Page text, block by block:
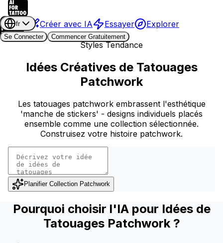
Créer avec IA Essayer Explorer
fr
Se Connecter
Commencer Gratuitement
Styles Tendance
Idées Créatives de Tatouages
Patchwork
Les tatouages patchwork embrassent l'esthétique
'manche de stickers' - designs individuels placés
ensemble comme une collection sélectionnée.
Construisez votre histoire patchwork.
Planifier Collection Patchwork
Pourquoi choisir l'IA pour Idées de
Tatouages Patchwork ?